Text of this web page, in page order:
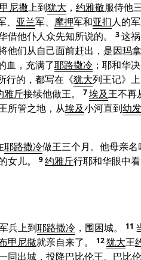
尼撒上到犹大 ， 约雅敬服侍他
、 亚兰军、 摩押军和亚扪人的
借他仆人众先知所说的。 3这
他们从自己面前赶出，是因玛
血，充满了耶路撒冷 ；耶和华
行的，都写在《犹大列王记》上
雅斤接续他做王。 7埃及王不再
所管之地，从埃及小河直到幼
耶路撒冷做王三个月。他母亲名
女儿。 9约雅斤行耶和华眼中
兵上到耶路撒冷 ，围困城。 11
甲尼撒就亲自来了。 12犹大王
同出城，投降巴比伦王。 巴比伦